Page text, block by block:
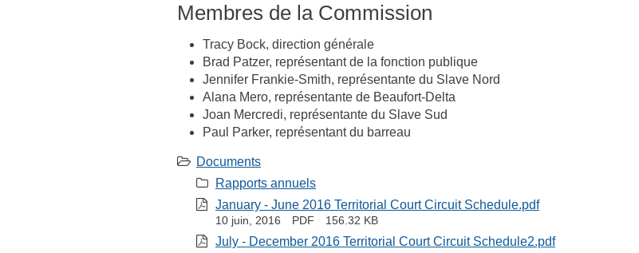
Membres de la Commission
Tracy Bock, direction générale
Brad Patzer, représentant de la fonction publique
Jennifer Frankie-Smith, représentante du Slave Nord
Alana Mero, représentante de Beaufort-Delta
Joan Mercredi, représentante du Slave Sud
Paul Parker, représentant du barreau
Documents
Rapports annuels
January - June 2016 Territorial Court Circuit Schedule.pdf
10 juin, 2016 PDF 156.32 KB
July - December 2016 Territorial Court Circuit Schedule2.pdf